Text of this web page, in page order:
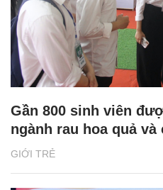
GIỚI TRẺ
Gần 800 sinh viên
ngành rau hoa quả và